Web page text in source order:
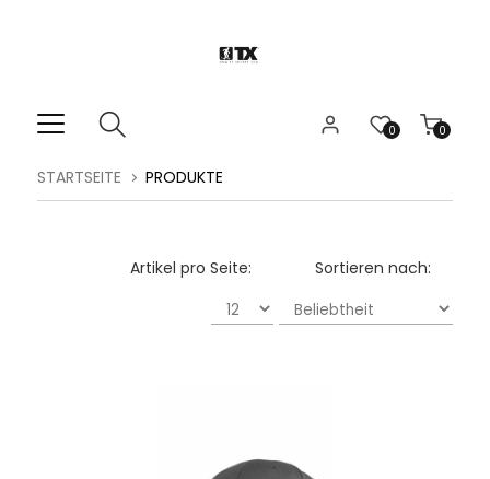
0
0
STARTSEITE PRODUKTE
Sortieren nach:
Artikel pro Seite: